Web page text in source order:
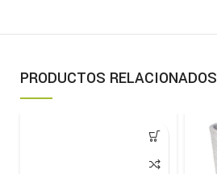
PRODUCTOS RELACIONADOS